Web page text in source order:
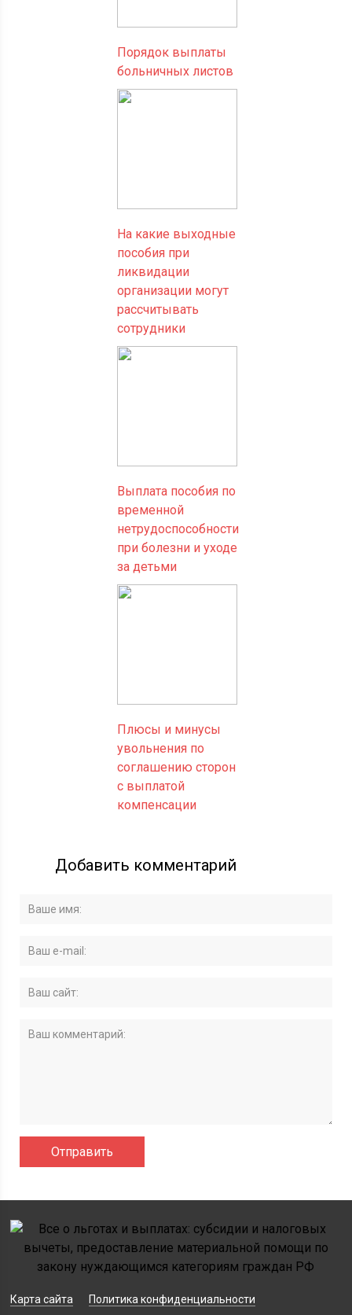
Порядок выплаты
больничных листов
На какие выходные
пособия при
ликвидации
организации могут
рассчитывать
сотрудники
Выплата пособия по
временной
нетрудоспособности
при болезни и уходе
за детьми
Плюсы и минусы
увольнения по
соглашению сторон
с выплатой
компенсации
Добавить комментарий
Карта сайта Политика конфиденциальности